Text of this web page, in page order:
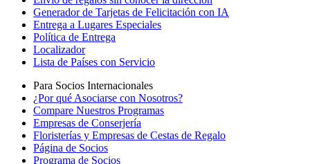
Generador de Tarjetas de Felicitación con IA
Entrega a Lugares Especiales
Política de Entrega
Localizador
Lista de Países con Servicio
Para Socios Internacionales
¿Por qué Asociarse con Nosotros?
Compare Nuestros Programas
Empresas de Conserjería
Floristerías y Empresas de Cestas de Regalo
Página de Socios
Programa de Socios